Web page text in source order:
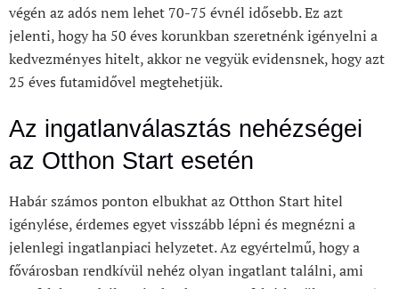
végén az adós nem lehet 70-75 évnél idősebb. Ez azt
jelenti, hogy ha 50 éves korunkban szeretnénk igényelni a
kedvezményes hitelt, akkor ne vegyük evidensnek, hogy azt
25 éves futamidővel megtehetjük.
Az ingatlanválasztás nehézségei
az Otthon Start esetén
Habár számos ponton elbukhat az Otthon Start hitel
igénylése, érdemes egyet visszább lépni és megnézni a
jelenlegi ingatlanpiaci helyzetet. Az egyértelmű, hogy a
fővárosban rendkívül nehéz olyan ingatlant találni, ami